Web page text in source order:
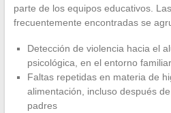
parte de los equipos educativos.
frecuentemente encontradas se
Detección de violencia hacia el
psicológica, en el entorno
Faltas repetidas en materia de
alimentación, incluso después
padres